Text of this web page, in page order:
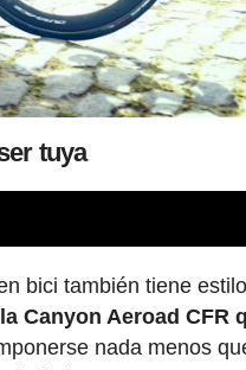
tuya
bici también tiene
la Canyon Aeroad CFR
nada menos